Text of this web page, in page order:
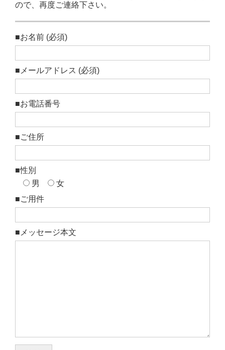
ので、再度ご連絡下さい。
■お名前 (必須)
■メールアドレス (必須)
■お電話番号
■ご住所
■性別
男
女
■ご用件
■メッセージ本文